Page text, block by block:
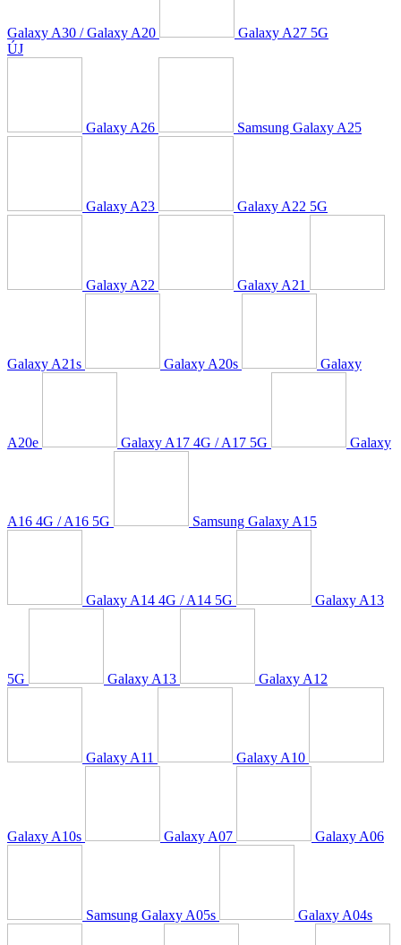
Galaxy A30 / Galaxy A20
Galaxy A27 5G
ÚJ
Galaxy A26 Samsung Galaxy A25
Galaxy A23 Galaxy A22 5G
Galaxy A22 Galaxy A21
Galaxy A21s Galaxy A20s Galaxy
A20e Galaxy A17 4G / A17 5G Galaxy
A16 4G / A16 5G Samsung Galaxy A15
Galaxy A14 4G / A14 5G Galaxy A13
5G Galaxy A13 Galaxy A12
Galaxy A11 Galaxy A10
Galaxy A10s Galaxy A07 Galaxy A06
Samsung Galaxy A05s Galaxy A04s